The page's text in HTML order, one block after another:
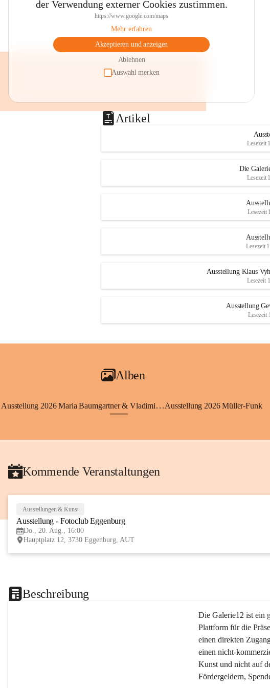
der Verwendung externer Cookies zustimmen.
https://www.google.com/maps
Mehr erfahren
Akzeptieren und anzeigen
Ablehnen
Auswahl merken
Artikel
Lesezeit
Die
Lesezeit
Lesezeit
Lesezeit
Ausstellung Klaus
Lesezeit
Ausstellung
Lesezeit
Alben
Ausstellung 2026 Maria Baumgartner & Vladimir KociAusstellung 2026 Müller-Funk
Kommende Veranstaltungen
Ausstellungen & Kunst
Ausstellung - Fotoclub Eggenburg
Do., 20. Aug., 16:00
Hauptplatz 12, 3730 Eggenburg, AUT
Beschreibung
Die Galerie12 ist ein
Plattform für die
einen direkten
einen nicht-
Kunst und nicht auf
Fördergeldern,